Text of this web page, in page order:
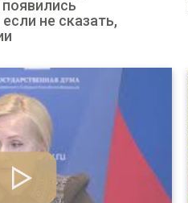
не сказать,